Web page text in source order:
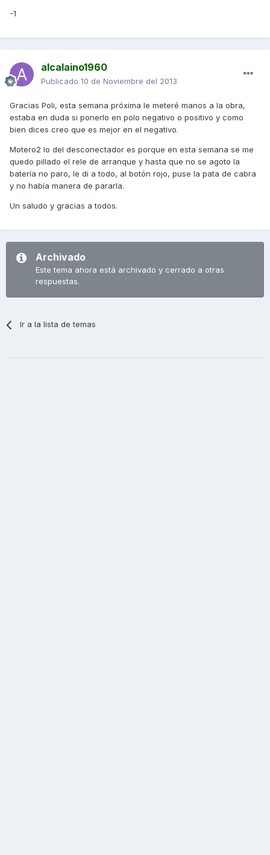
-1
alcalaino1960
Publicado 10 de Noviembre del 2013
Gracias Poli, esta semana próxima le meteré manos a la obra,
estaba en duda si ponerlo en polo negativo o positivo y como
bien dices creo que es mejor en el negativo.
Motero2 lo del desconectador es porque en esta semana se me
quedo pillado el rele de arranque y hasta que no se agoto la
batería no paro, le di a todo, al botón rojo, puse la pata de cabra
y no había manera de pararla.
Un saludo y gracias a todos.
Archivado
Este tema ahora está archivado y cerrado a otras
respuestas.
Ir a la lista de temas